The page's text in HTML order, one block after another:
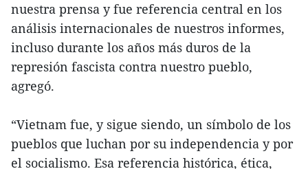
nuestra prensa y fue referencia central en los
análisis internacionales de nuestros informes,
incluso durante los años más duros de la
represión fascista contra nuestro pueblo,
agregó.
“Vietnam fue, y sigue siendo, un símbolo de los
pueblos que luchan por su independencia y por
el socialismo. Esa referencia histórica, ética,